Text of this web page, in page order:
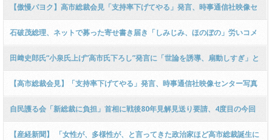
協力を含むODAは公的資金を原資…そういう考え方は理解出来ない」
【傲慢パヨク】高市総裁会見「支持率下げてやる」発言、時事通信社映像セ
ンター写真部所属男性カメラマンであることを発表 厳重注意
石破茂総理、ネットで募った寄せ書き届き「しみじみ、ほのぼの」労いコメ
ント殺到
田﨑史郎氏“小泉氏上げ”高市氏下ろし”発言に「世論を誘導、扇動しすぎ」と
金子恵美氏が苦言「”高市さん下ろし“が凄かった…」
【高市総裁会見】「支持率下げてやる」発言、時事通信社映像センター写真
部所属男性カメラマンであることを発表 厳重注意 [Ailuropoda
melanoleuca★]
自民護る会「新総裁に負担」首相に戦後80年見解見送り要請、4度目の今回
は受け取られず
【産経新聞】 「女性が、多様性が、と言ってきた政治家ほど高市総裁誕生に